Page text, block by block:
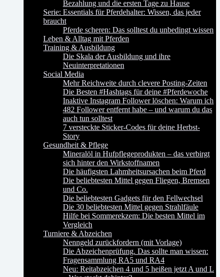
Bezahlung und die ersten Tage zu Hause
Serie: Essentials für Pferdehalter: Wissen, das jeder
braucht
Pferde scheren: Das solltest du unbedingt wissen
Leben & Alltag mit Pferden
Training & Ausbildung
Die Skala der Ausbildung und ihre
Neuinterpretationen
Social Media
Mehr Reichweite durch clevere Posting-Zeiten
Die Besten #Hashtags für deine #Pferdewoche
Inaktive Instagram Follower löschen: Warum ich
482 Follower entfernt habe – und warum du das
auch tun solltest
7 versteckte Sticker-Codes für deine Herbst-
Story
Gesundheit & Pflege
Mineralöl in Hufpflegeprodukten – das verbirgt
sich hinter den Wirkstoffnamen
Die häufigsten Lahmheitsursachen beim Pferd
Die beliebtesten Mittel gegen Fliegen, Bremsen
und Co.
Die beliebtesten Gadgets für den Fellwechsel
Die 30 beliebtesten Mittel gegen Strahlfäule
Hilfe bei Sommerekzem: Die besten Mittel im
Vergleich
Turniere & Abzeichen
Nenngeld zurückfordern (mit Vorlage)
Die Abzeichenprüfung. Das sollte man wissen:
Fragensammlung RA5 und RA4
Neu: Reitabzeichen 4 und 5 heißen jetzt A und L